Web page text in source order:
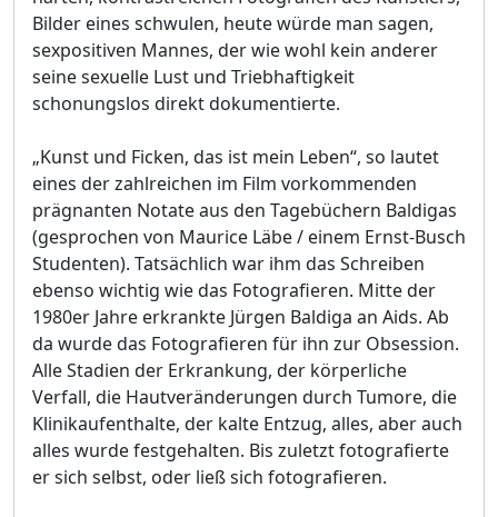
Bilder eines schwulen, heute würde man sagen,
sexpositiven Mannes, der wie wohl kein anderer
seine sexuelle Lust und Triebhaftigkeit
schonungslos direkt dokumentierte.
„Kunst und Ficken, das ist mein Leben“, so lautet
eines der zahlreichen im Film vorkommenden
prägnanten Notate aus den Tagebüchern Baldigas
(gesprochen von Maurice Läbe / einem Ernst-Busch
Studenten). Tatsächlich war ihm das Schreiben
ebenso wichtig wie das Fotografieren. Mitte der
1980er Jahre erkrankte Jürgen Baldiga an Aids. Ab
da wurde das Fotografieren für ihn zur Obsession.
Alle Stadien der Erkrankung, der körperliche
Verfall, die Hautveränderungen durch Tumore, die
Klinikaufenthalte, der kalte Entzug, alles, aber auch
alles wurde festgehalten. Bis zuletzt fotografierte
er sich selbst, oder ließ sich fotografieren.